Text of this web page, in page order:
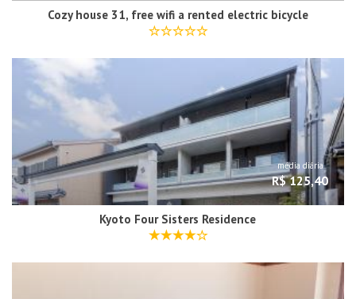
Cozy house 31, free wifi a rented electric bicycle
média diária
R$ 125,40
Kyoto Four Sisters Residence